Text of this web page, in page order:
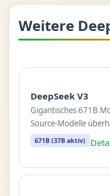
Weitere
DeepSeek V3
Gigantisches 671B
Source-Modelle
671B (37B aktiv)